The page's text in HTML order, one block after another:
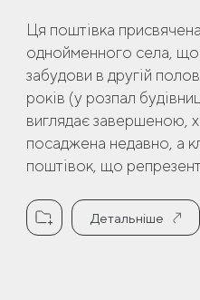
Ця поштівка
однойменного села, що
забудови в другій
років (у розпал
виглядає завершеною,
посаджена недавно, а
поштівок, що
Детальніше